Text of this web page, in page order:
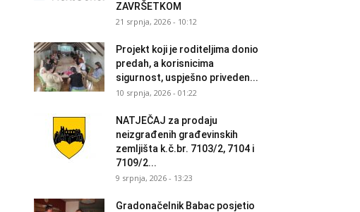
ZAVRŠETKOM
21 srpnja, 2026 - 10:12
Projekt koji je roditeljima donio
predah, a korisnicima
sigurnost, uspješno priveden...
10 srpnja, 2026 - 01:22
NATJEČAJ za prodaju
neizgrađenih građevinskih
zemljišta k.č.br. 7103/2, 7104 i
7109/2...
9 srpnja, 2026 - 13:23
Gradonačelnik Babac posjetio